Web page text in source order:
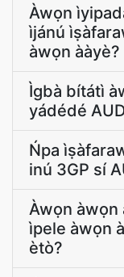
Àwọn
ìjánú
àwọn ààyè?
Ìgbà bítátì
yádédé
Ńpa
inú 3GP sí
Àwọn àwọn
ìpele àwọn
ètò?